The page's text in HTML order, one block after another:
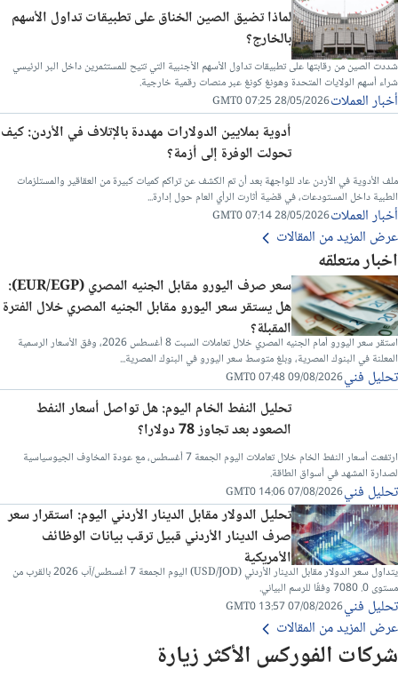
شركات الفوركس الأكثر زيارة
لماذا تضيق الصين الخناق على تطبيقات تداول الأسهم
بالخارج؟
شددت الصين من رقابتها على تطبيقات تداول الأسهم الأجنبية التي تتيح للمستثمرين داخل البر الرئيسي
شراء أسهم الولايات المتحدة وهونغ كونغ عبر منصات رقمية خارجية.
أخبار العملات28/05/2026 07:25 GMT0
أدوية بملايين الدولارات مهددة بالإتلاف في الأردن: كيف
تحولت الوفرة إلى أزمة؟
ملف الأدوية في الأردن عاد للواجهة بعد أن تم الكشف عن تراكم كميات كبيرة من العقاقير والمستلزمات
الطبية داخل المستودعات، في قضية أثارت الرأي العام حول إدارة...
أخبار العملات28/05/2026 07:14 GMT0
عرض المزيد من المقالات
اخبار متعلقه
سعر صرف اليورو مقابل الجنيه المصري (EUR/EGP):
هل يستقر سعر اليورو مقابل الجنيه المصري خلال الفترة
المقبلة؟
استقر سعر اليورو أمام الجنيه المصري خلال تعاملات السبت 8 أغسطس 2026، وفق الأسعار الرسمية
المعلنة في البنوك المصرية، وبلغ متوسط سعر اليورو في البنوك المصرية...
تحليل فني09/08/2026 07:48 GMT0
تحليل النفط الخام اليوم: هل تواصل أسعار النفط
الصعود بعد تجاوز 78 دولارا؟
ارتفعت أسعار النفط الخام خلال تعاملات اليوم الجمعة 7 أغسطس، مع عودة المخاوف الجيوسياسية
لصدارة المشهد في أسواق الطاقة.
تحليل فني07/08/2026 14:06 GMT0
تحليل الدولار مقابل الدينار الأردني اليوم: استقرار سعر
صرف الدينار الأردني قبيل ترقب بيانات الوظائف
الأمريكية
يتداول سعر الدولار مقابل الدينار الأردني (USD/JOD) اليوم الجمعة 7 أغسطس/آب 2026 بالقرب من
مستوى 0. 7080 وفقًا للرسم البياني.
تحليل فني07/08/2026 13:57 GMT0
عرض المزيد من المقالات